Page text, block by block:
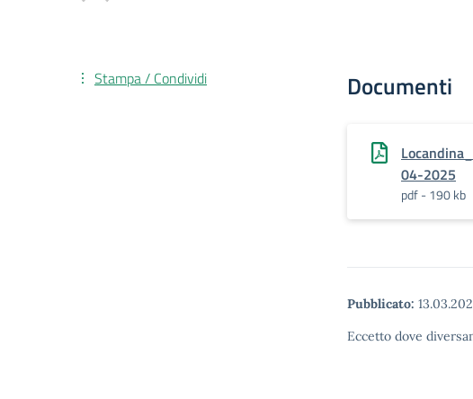
Documenti
04-2025
pdf - 190 kb
Pubblicato:
Eccetto dove
Stampa / Condividi